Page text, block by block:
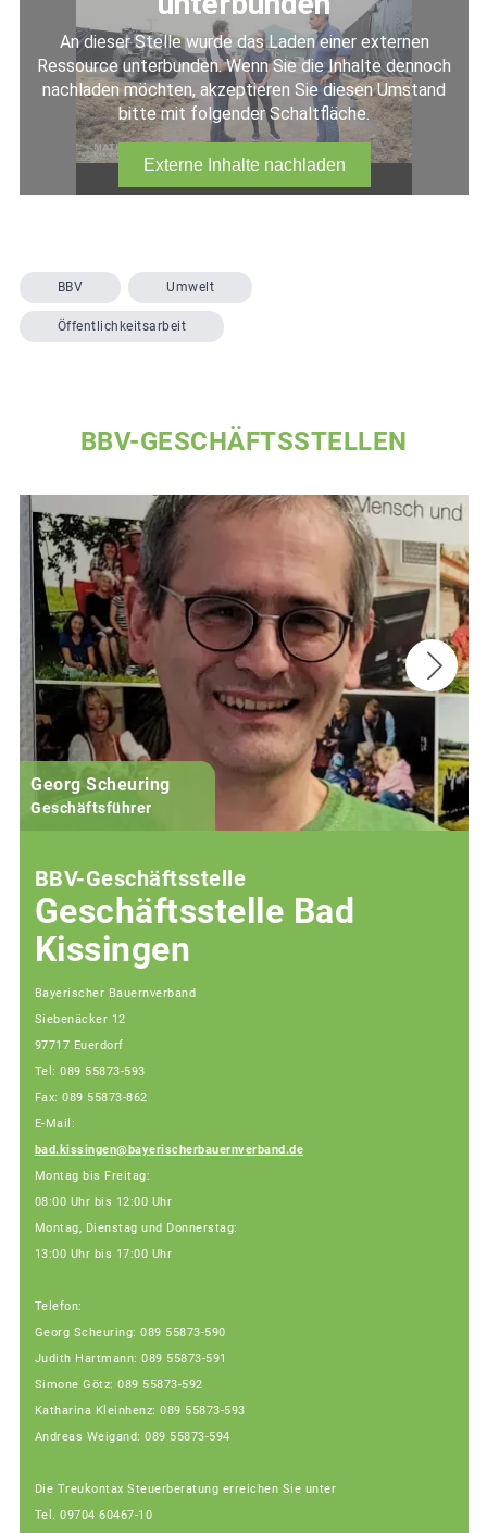
BBV Umwelt
Öffentlichkeitsarbeit
BBV-GESCHÄFTSSTELLEN
Georg Scheuring
Geschäftsführer
BBV-Geschäftsstelle
Geschäftsstelle Bad
Kissingen
Bayerischer Bauernverband
Siebenäcker 12
97717 Euerdorf
Tel: 089 55873-593
Fax: 089 55873-862
E-Mail:
bad.kissingen@bayerischerbauernverband.de
Montag bis Freitag:
08:00 Uhr bis 12:00 Uhr
Montag, Dienstag und Donnerstag:
13:00 Uhr bis 17:00 Uhr
Telefon:
Georg Scheuring: 089 55873-590
Judith Hartmann: 089 55873-591
Simone Götz: 089 55873-592
Katharina Kleinhenz: 089 55873-593
Andreas Weigand: 089 55873-594
Die Treukontax Steuerberatung erreichen Sie unter
Tel. 09704 60467-10